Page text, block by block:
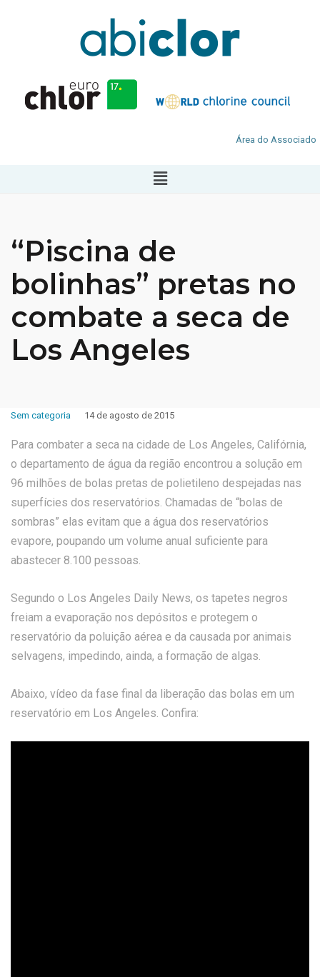
Área do Associado
“Piscina de
bolinhas” pretas no
combate a seca de
Los Angeles
Sem categoria 14 de agosto de 2015
Para combater a seca na cidade de Los Angeles, Califórnia,
o departamento de água da região encontrou a solução em
96 milhões de bolas pretas de polietileno despejadas nas
superfícies dos reservatórios. Chamadas de “bolas de
sombras” elas evitam que a água dos reservatórios
evapore, poupando um volume anual suficiente para
abastecer 8.100 pessoas.
Segundo o Los Angeles Daily News, os tapetes negros
freiam a evaporação nos depósitos e protegem o
reservatório da poluição aérea e da causada por animais
selvagens, impedindo, ainda, a formação de algas.
Abaixo, vídeo da fase final da liberação das bolas em um
reservatório em Los Angeles. Confira: